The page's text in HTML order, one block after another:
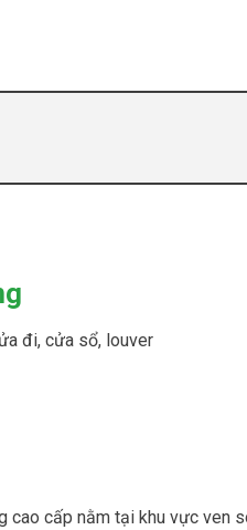
đi, cửa sổ, louver
cấp nằm tại khu vực ven